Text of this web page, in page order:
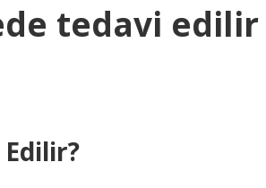
tedavi edilir